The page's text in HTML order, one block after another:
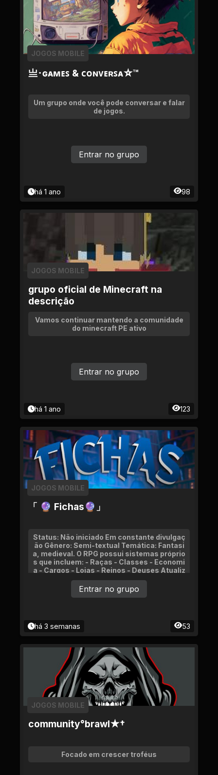
亗･ɢᴀᴍᴇꜱ & ᴄᴏɴᴠᴇʀꜱᴀ☆™
JOGOS MOBILE
Um grupo onde você pode conversar e falar
de jogos.
há 1 ano 98
Entrar no grupo
grupo oficial de Minecraft na
descrição
JOGOS MOBILE
Vamos continuar mantendo a comunidade
do minecraft PE ativo
há 1 ano 123
Entrar no grupo
「 🔮 Fichas🔮」
JOGOS MOBILE
Status: Não iniciado Em constante divulgaç
ão Gênero: Semi-textual Temática: Fantasi
a, medieval. O RPG possui sistemas próprio
s que incluem: - Raças - Classes - Economi
a - Cargos - Lojas - Reinos - Deuses Atualiz
ações constantes.
há 3 semanas 53
Entrar no grupo
community°brawl★†
JOGOS MOBILE
Focado em crescer troféus